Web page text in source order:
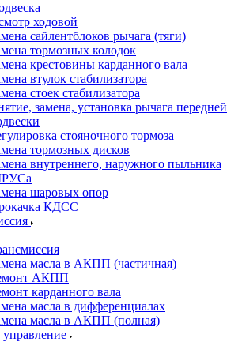
ходовой
сайлентблоков рычага (тяги)
тормозных колодок
крестовины карданного вала
втулок стабилизатора
стоек стабилизатора
замена, установка рычага передней
стояночного тормоза
тормозных дисков
внутреннего, наружного пыльника
шаровых опор
КДСС
масла в АКПП (частичная)
АКПП
карданного вала
масла в дифференциалах
масла в АКПП (полная)
управление